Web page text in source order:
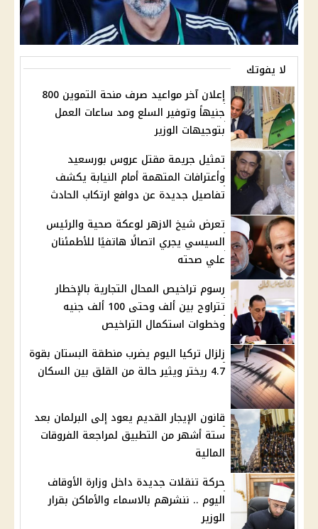
لا يفوتك
إعلان آخر مواعيد صرف منحة التموين 800
جنيهاً وتوفير السلع ومد ساعات العمل
بتوجيهات الوزير
تمثيل جريمة مقتل عروس بورسعيد
وأعترافات المتهمة أمام النيابة يكشف
تفاصيل جديدة عن دوافع ارتكاب الحادث
تعرض شيخ الازهر لوعكة صحية والرئيس
السيسي يجري اتصالًا هاتفيًا للأطمئنان
علي صحته
رسوم تراخيص المحال التجارية بالإخطار
تتراوح بين ألف وحتى 100 ألف جنيه
وخطوات استكمال التراخيص
زلزال تركيا اليوم يضرب منطقة البستان بقوة
4.7 ريختر ويثير حالة من القلق بين السكان
قانون الإيجار القديم يعود إلى البرلمان بعد
ستة أشهر من التطبيق لمراجعة الفروقات
المالية
حركة تنقلات جديدة داخل وزارة الأوقاف
اليوم .. ننشرهم بالاسماء والأماكن بقرار
الوزير